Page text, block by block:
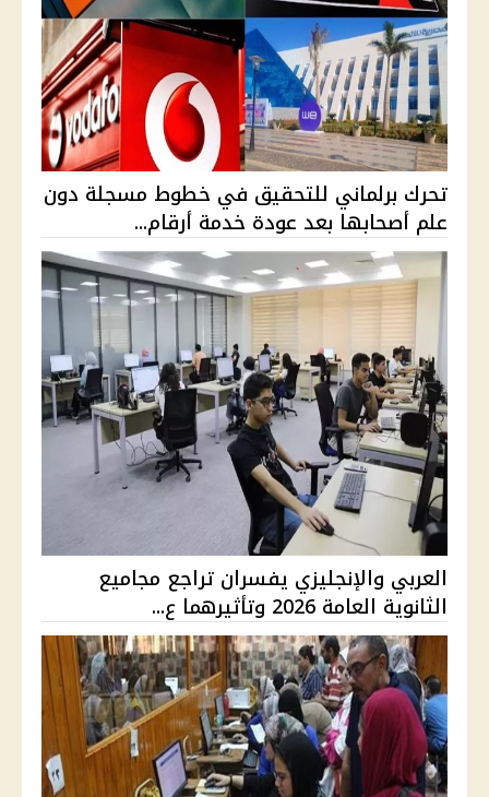
تحرك برلماني للتحقيق في خطوط مسجلة دون
علم أصحابها بعد عودة خدمة أرقام...
العربي والإنجليزي يفسران تراجع مجاميع
الثانوية العامة 2026 وتأثيرهما ع...